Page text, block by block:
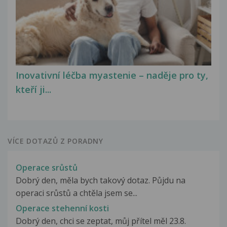
Inovativní léčba myastenie – naděje pro ty,
kteří ji...
VÍCE DOTAZŮ Z PORADNY
Operace srůstů
Dobrý den, měla bych takový dotaz. Půjdu na
operaci srůstů a chtěla jsem se...
Operace stehenní kosti
Dobrý den, chci se zeptat, můj přítel měl 23.8.